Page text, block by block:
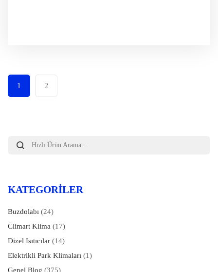
1 2
search
KATEGORILER
Buzdolabı (24)
Climart Klima (17)
Dizel Isıtıcılar(14)
Elektrikli Park Klimaları (1)
Genel Blog (375)